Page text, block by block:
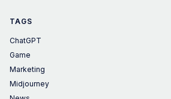
TAGS
ChatGPT
Game
Marketing
Midjourney